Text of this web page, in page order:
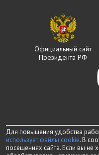
Официальный сайт
Президента РФ
Для повышения удобства
использует файлы cookie. В
посещениях сайта. Если вы не